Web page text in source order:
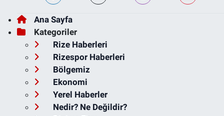
Ana Sayfa
Kategoriler
Rize Haberleri
Rizespor Haberleri
Bölgemiz
Ekonomi
Yerel Haberler
Nedir? Ne Değildir?